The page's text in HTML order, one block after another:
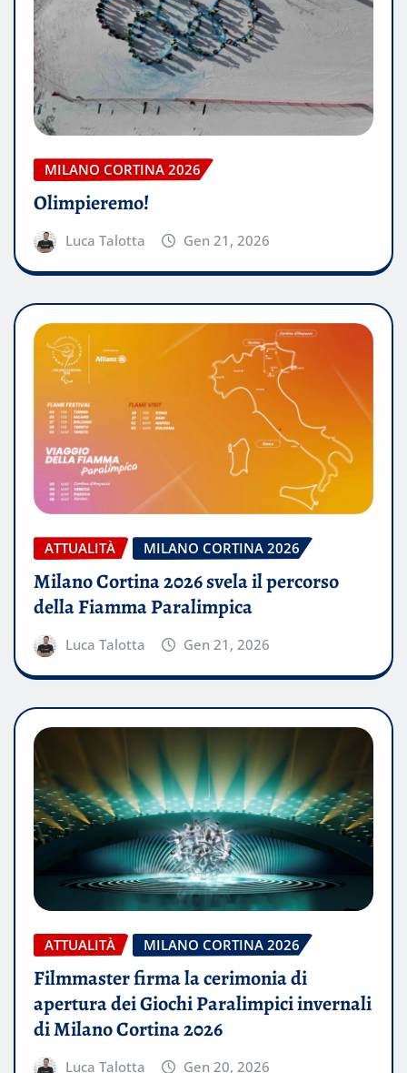
MILANO CORTINA 2026
Olimpieremo!
Luca Talotta Gen 21, 2026
ATTUALITÀ MILANO CORTINA 2026
Milano Cortina 2026 svela il percorso
della Fiamma Paralimpica
Luca Talotta Gen 21, 2026
ATTUALITÀ MILANO CORTINA 2026
Filmmaster firma la cerimonia di
apertura dei Giochi Paralimpici invernali
di Milano Cortina 2026
Luca Talotta Gen 20, 2026